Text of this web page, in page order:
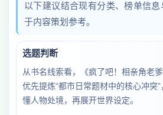
以下建议结合现有分类、榜单信
于内容策划参考。
选题判断
从书名线索看，《疯了吧！相亲角老
优先提炼“都市日常题材中的核心冲突
懂人物处境，再展开世界设定。